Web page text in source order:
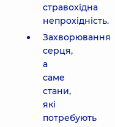
стравохідна
непрохідність.
Захворювання
серця,
а
саме
стани,
які
потребують